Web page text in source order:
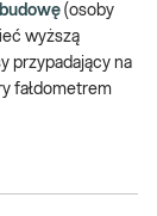
(osoby
wyższą
przypadający na
fałdometrem